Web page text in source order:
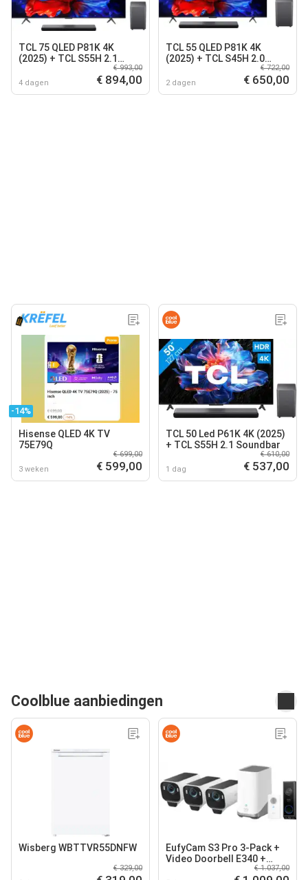
TCL 75 QLED P81K 4K
(2025) + TCL S55H 2.1
4 dagen
€ 993,00
€ 894,00
TCL 55 QLED P81K 4K
(2025) + TCL S45H 2.0
2 dagen
€ 722,00
€ 650,00
-14%
Hisense QLED 4K TV
75E79Q
3 weken
€ 699,00
€ 599,00
TCL 50 Led P61K 4K (2025)
+ TCL S55H 2.1 Soundbar
1 dag
€ 610,00
€ 537,00
Coolblue aanbiedingen
Wisberg WBTTVR55DNFW
€ 329,00
EufyCam S3 Pro 3-Pack +
Video Doorbell E340 +
€ 1.037,00